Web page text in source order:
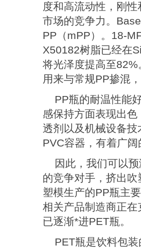
度和高流动性，刚
市场的竞争力。
PP （mPP）。 18-
X50182树脂已经在
将光泽度提高至82%
用来与常规PP掺混
PP瓶的耐温性能
感保持方面表现出色
透剂以及机械设备
PVC容器，有着广
因此，我们可以
的竞争对手，挤出吹
塑模生产的PP瓶主
相关产品制造商正在
已逐渐*进PET瓶。
PET瓶是饮料包